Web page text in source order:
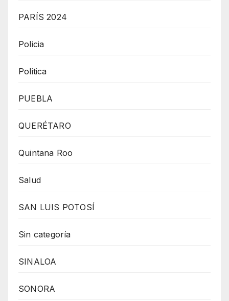
PARÍS 2024
Policia
Politica
PUEBLA
QUERÉTARO
Quintana Roo
Salud
SAN LUIS POTOSÍ
Sin categoría
SINALOA
SONORA